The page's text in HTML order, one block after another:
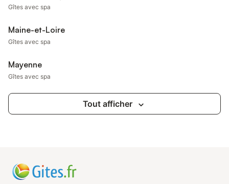
Gîtes avec spa
Maine-et-Loire
Gîtes avec spa
Mayenne
Gîtes avec spa
Tout afficher